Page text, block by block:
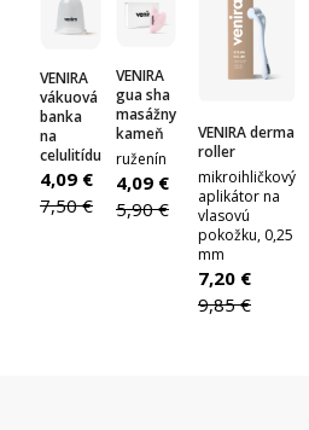
4,09 €
7,50 €
VENIRA
vákuová
banka
na
celulitídu
4,09 €
5,90 €
VENIRA
gua sha
masážny
kameň
ruženín
7,20 €
9,85 €
VENIRA derma
roller
mikroihličkový
aplikátor na
vlasovú
pokožku, 0,25
mm